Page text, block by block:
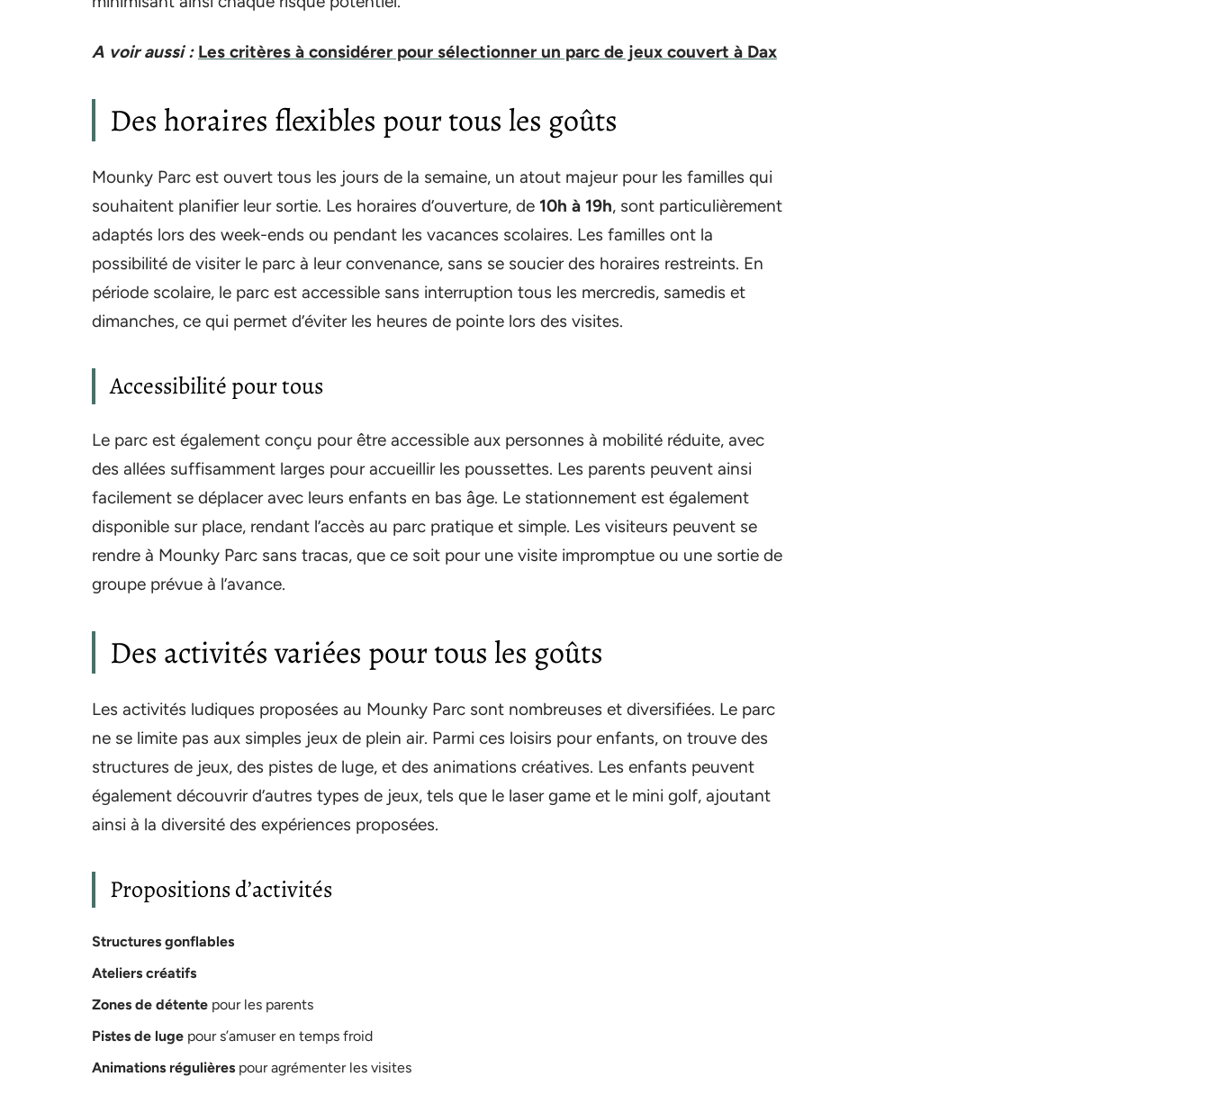
A voir aussi : Les critères à considérer pour sélectionner un parc de jeux couvert à Dax
Des horaires flexibles pour tous les goûts
Mounky Parc est ouvert tous les jours de la semaine, un atout majeur pour les familles qui
souhaitent planifier leur sortie. Les horaires d’ouverture, de 10h à 19h, sont particulièrement
adaptés lors des week-ends ou pendant les vacances scolaires. Les familles ont la
possibilité de visiter le parc à leur convenance, sans se soucier des horaires restreints. En
période scolaire, le parc est accessible sans interruption tous les mercredis, samedis et
dimanches, ce qui permet d’éviter les heures de pointe lors des visites.
Accessibilité pour tous
Le parc est également conçu pour être accessible aux personnes à mobilité réduite, avec
des allées suffisamment larges pour accueillir les poussettes. Les parents peuvent ainsi
facilement se déplacer avec leurs enfants en bas âge. Le stationnement est également
disponible sur place, rendant l’accès au parc pratique et simple. Les visiteurs peuvent se
rendre à Mounky Parc sans tracas, que ce soit pour une visite impromptue ou une sortie de
groupe prévue à l’avance.
Des activités variées pour tous les goûts
Les activités ludiques proposées au Mounky Parc sont nombreuses et diversifiées. Le parc
ne se limite pas aux simples jeux de plein air. Parmi ces loisirs pour enfants, on trouve des
structures de jeux, des pistes de luge, et des animations créatives. Les enfants peuvent
également découvrir d’autres types de jeux, tels que le laser game et le mini golf, ajoutant
ainsi à la diversité des expériences proposées.
Propositions d’activités
Structures gonflables
Ateliers créatifs
Zones de détente pour les parents
Pistes de luge pour s’amuser en temps froid
Animations régulières pour agrémenter les visites